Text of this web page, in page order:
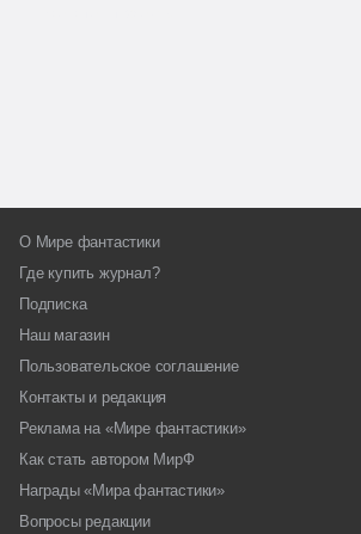
О Мире фантастики
Где купить журнал?
Подписка
Наш магазин
Пользовательское соглашение
Контакты и редакция
Реклама на «Мире фантастики»
Как стать автором МирФ
Награды «Мира фантастики»
Вопросы редакции